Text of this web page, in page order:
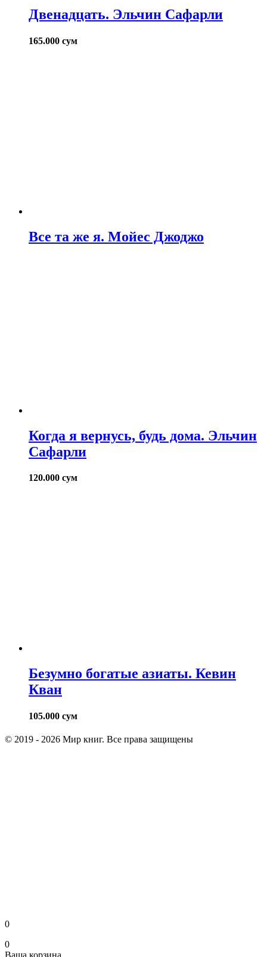
Двенадцать. Эльчин Сафарли
165.000 сум
Все та же я. Мойес Джоджо
Когда я вернусь, будь дома. Эльчин
Сафарли
120.000 сум
Безумно богатые азиаты. Кевин
Кван
105.000 сум
© 2019 - 2026 Мир книг. Все права защищены
0
0
Ваша корзина